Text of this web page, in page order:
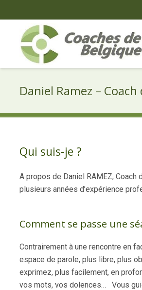
Daniel Ramez –
Qui suis-je ?
A propos de Daniel RAMEZ, Coach
plusieurs années d’expérience
Comment se passe une
Contrairement à une rencontre en
espace de parole, plus libre, plus
exprimez, plus facilement, en
vos mots, vos dolences… Vous